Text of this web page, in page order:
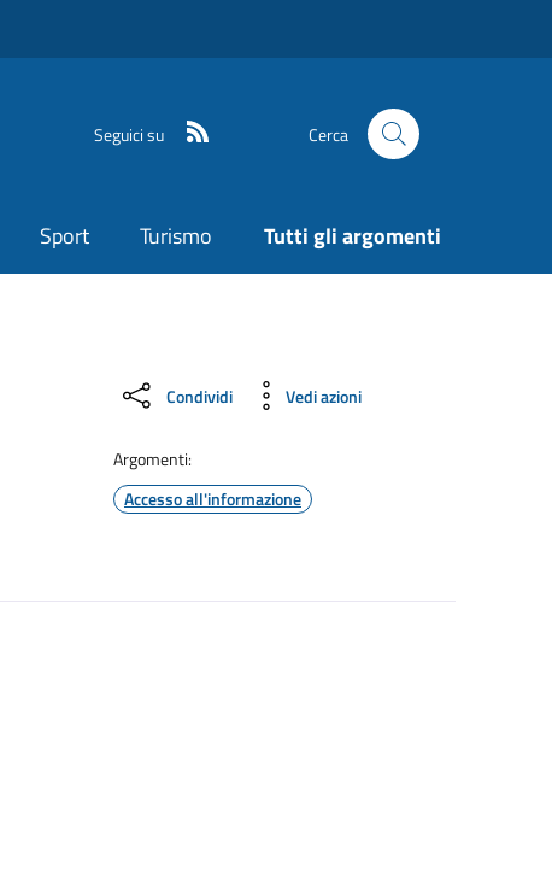
Seguici su Cerca
Sport Turismo Tutti gli argomenti
Condividi Vedi azioni
Argomenti:
Accesso all'informazione